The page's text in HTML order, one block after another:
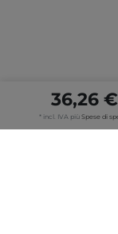
36,26
* incl. IVA piùSpese di